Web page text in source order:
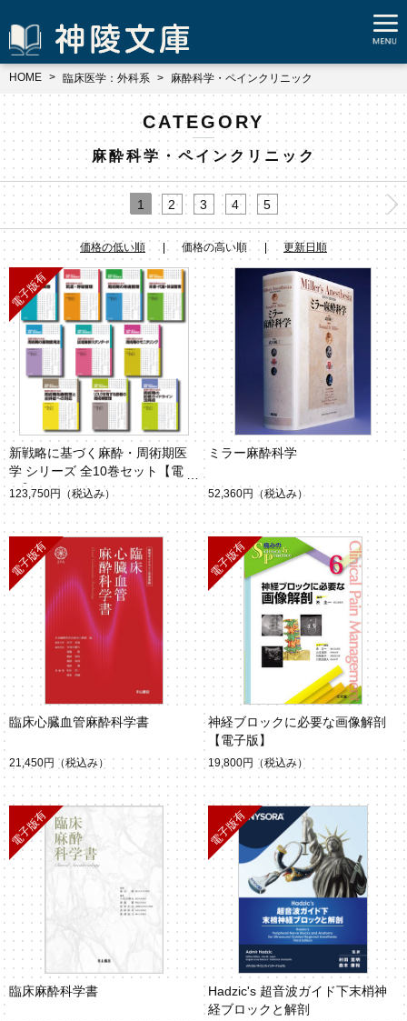
HOME 臨床医学：外科系 麻酔科学・ペインクリニック
CATEGORY
麻酔科学・ペインクリニック
1 2 3 4 5
価格の低い順 価格の高い順 更新日順
新戦略に基づく麻酔・周術期医
学 シリーズ 全10巻セット【電子
版】
123,750円 （税込み）
ミラー麻酔科学
52,360円 （税込み）
臨床心臓血管麻酔科学書
21,450円 （税込み）
神経ブロックに必要な画像解剖
【電子版】
19,800円 （税込み）
臨床麻酔科学書
Hadzic's 超音波ガイド下末梢神
経ブロックと解剖